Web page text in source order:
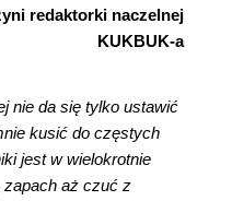
redaktorki naczelnej
KUKBUK-a
nie da się tylko ustawić
kusić do częstych
jest w wielokrotnie
aż czuć z